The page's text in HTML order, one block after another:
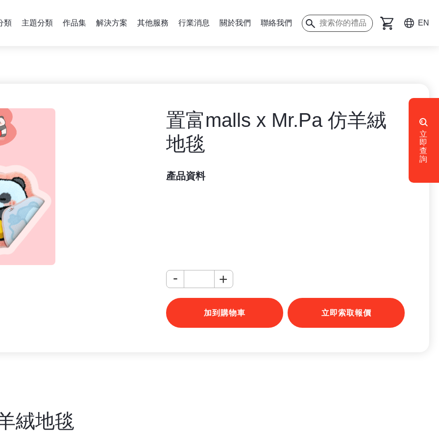
類 主題分類 作品集 解決方案 其他服務 行業消息 關於我們 聯絡我們 EN
置富malls x Mr.Pa 仿羊絨
地毯
產品資料
- +
加到購物車 立即索取報價
絨地毯
立
即
查
詢